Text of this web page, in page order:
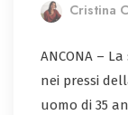
Cristina
ANCONA –
nei pressi
uomo di 35